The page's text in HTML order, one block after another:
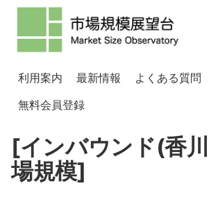
利用案内 最新情報 よくある質問
無料会員登録
[インバウンド(香
場規模]